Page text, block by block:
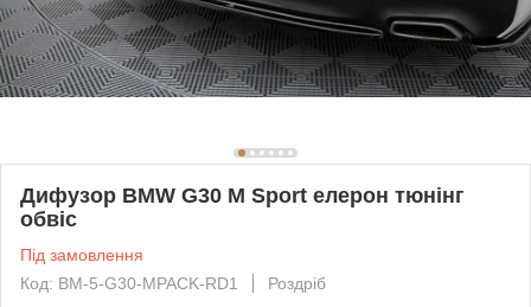
Дифузор BMW G30 M Sport елерон тюнінг
обвіс
Під замовлення
Код: BM-5-G30-MPACK-RD1
Роздріб